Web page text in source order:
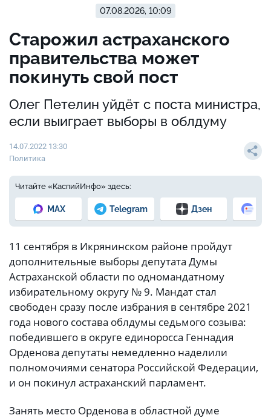
07.08.2026, 10:09
Старожил астраханского
правительства может
покинуть свой пост
Олег Петелин уйдёт с поста министра,
если выиграет выборы в облдуму
14.07.2022 13:30
Политика
Читайте «КаспийИнфо» здесь:
MAX Telegram Дзен
11 сентября в Икрянинском районе пройдут
дополнительные выборы депутата Думы
Астраханской области по одномандатному
избирательному округу № 9. Мандат стал
свободен сразу после избрания в сентябре 2021
года нового состава облдумы седьмого созыва:
победившего в округе единоросса Геннадия
Орденова депутаты немедленно наделили
полномочиями сенатора Российской Федерации,
и он покинул астраханский парламент.
Занять место Орденова в областной думе